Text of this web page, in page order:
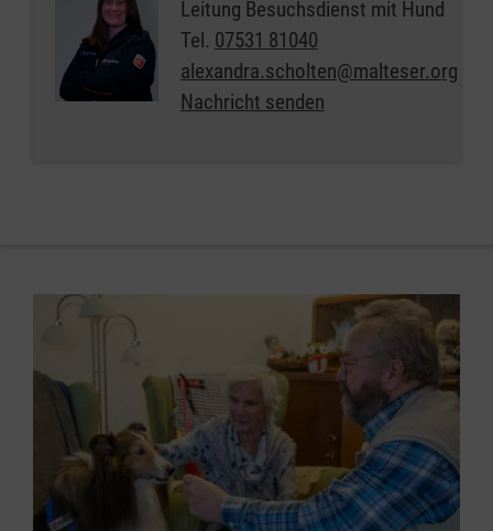
Leitung Besuchsdienst mit Hund
Tel. 07531 81040
alexandra.scholten@malteser.org
Nachricht senden